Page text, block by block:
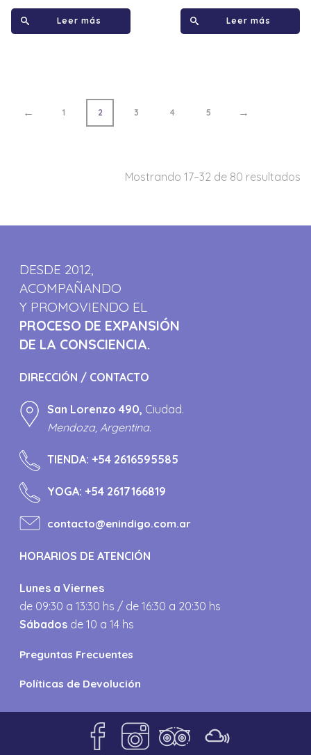
Leer más Leer más
← 1 2 3 4 5 →
Mostrando 17–32 de 80 resultados
DESDE 2012,
ACOMPAÑANDO
Y PROMOVIENDO EL
PROCESO DE EXPANSIÓN
DE LA CONSCIENCIA.
DIRECCIÓN / CONTACTO
San Lorenzo 490, Ciudad.
Mendoza, Argentina.
TIENDA:+54 2616595585
YOGA:+54 2617166819
contacto@enindigo.com.ar
HORARIOS DE ATENCIÓN
Lunes a Viernes
de 09:30 a 13:30 hs / de 16:30 a 20:30 hs
Sábados de 10 a 14 hs
Preguntas Frecuentes
Políticas de Devolución